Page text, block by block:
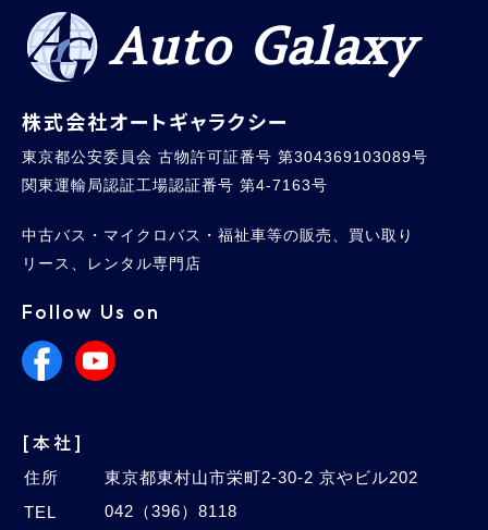
Auto Galaxy
株式会社オートギャラクシー
東京都公安委員会 古物許可証番号 第304369103089号
関東運輸局認証工場認証番号 第4-7163号
中古バス・マイクロバス・福祉車等の販売、買い取り
リース、レンタル専門店
Follow Us on
[本社]
住所
東京都東村山市栄町2-30-2 京やビル202
TEL
042（396）8118